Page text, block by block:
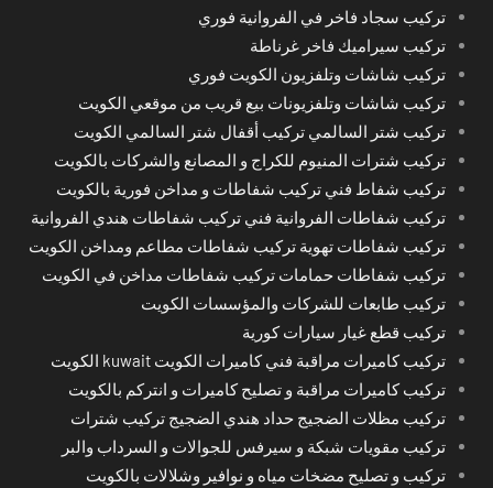
تركيب سجاد فاخر في الفروانية فوري
تركيب سيراميك فاخر غرناطة
تركيب شاشات وتلفزيون الكويت فوري
تركيب شاشات وتلفزيونات بيع قريب من موقعي الكويت
تركيب شتر السالمي تركيب أقفال شتر السالمي الكويت
تركيب شترات المنيوم للكراج و المصانع والشركات بالكويت
تركيب شفاط فني تركيب شفاطات و مداخن فورية بالكويت
تركيب شفاطات الفروانية فني تركيب شفاطات هندي الفروانية
تركيب شفاطات تهوية تركيب شفاطات مطاعم ومداخن الكويت
تركيب شفاطات حمامات تركيب شفاطات مداخن في الكويت
تركيب طابعات للشركات والمؤسسات الكويت
تركيب قطع غيار سيارات كورية
تركيب كاميرات مراقبة فني كاميرات الكويت kuwait الكويت
تركيب كاميرات مراقبة و تصليح كاميرات و انتركم بالكويت
تركيب مظلات الضجيج حداد هندي الضجيج تركيب شترات
تركيب مقويات شبكة و سيرفس للجوالات و السرداب والبر
تركيب و تصليح مضخات مياه و نوافير وشلالات بالكويت